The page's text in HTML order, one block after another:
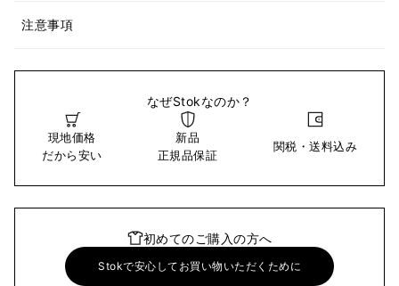
注意事項
なぜStokなのか？
現地価格
だから安い
新品
正規品保証
関税・送料込み
初めてのご購入の方へ
Stokで安心してお買い物いただくために